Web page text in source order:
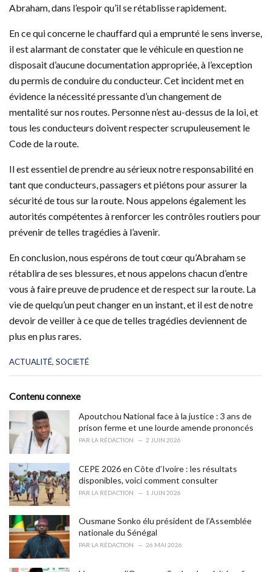
Abraham, dans l’espoir qu’il se rétablisse rapidement.
En ce qui concerne le chauffard qui a emprunté le sens inverse,
il est alarmant de constater que le véhicule en question ne
disposait d’aucune documentation appropriée, à l’exception
du permis de conduire du conducteur. Cet incident met en
évidence la nécessité pressante d’un changement de
mentalité sur nos routes. Personne n’est au-dessus de la loi, et
tous les conducteurs doivent respecter scrupuleusement le
Code de la route.
Il est essentiel de prendre au sérieux notre responsabilité en
tant que conducteurs, passagers et piétons pour assurer la
sécurité de tous sur la route. Nous appelons également les
autorités compétentes à renforcer les contrôles routiers pour
prévenir de telles tragédies à l’avenir.
En conclusion, nous espérons de tout cœur qu’Abraham se
rétablira de ses blessures, et nous appelons chacun d’entre
vous à faire preuve de prudence et de respect sur la route. La
vie de quelqu’un peut changer en un instant, et il est de notre
devoir de veiller à ce que de telles tragédies deviennent de
plus en plus rares.
C
e
r
i
e
:
ACTUALITÉ, SOCIETÉ
Contenu connexe
Apoutchou National face à la justice : 3 ans de
prison ferme et une lourde amende prononcés
PAR LA RÉDACTION 2 JUIN 2026
CEPE 2026 en Côte d’Ivoire : les résultats
disponibles, voici comment consulter
PAR LA RÉDACTION 1 JUIN 2026
Ousmane Sonko élu président de l’Assemblée
nationale du Sénégal
PAR LA RÉDACTION 26 MAI 2026